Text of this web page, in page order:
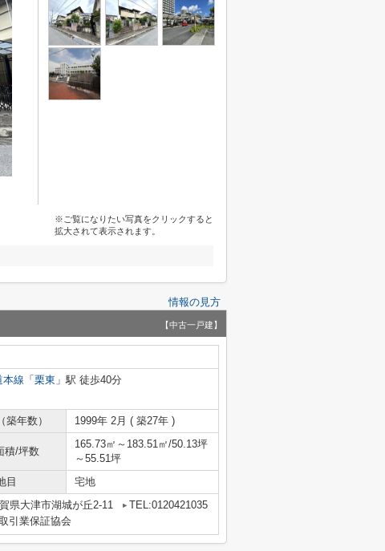
※ご覧になりたい写真をクリックすると
拡大されて表示されます。
情報の見方
【中古一戸建】
本線 「 栗東 」駅 徒歩40分
築年数） 1999年 2月 ( 築27年 )
積/坪数
165.73㎡～183.51㎡/50.13坪
～55.51坪
目 宅地
県大津市湖城が丘2-11
TEL:0120421035
引業保証協会